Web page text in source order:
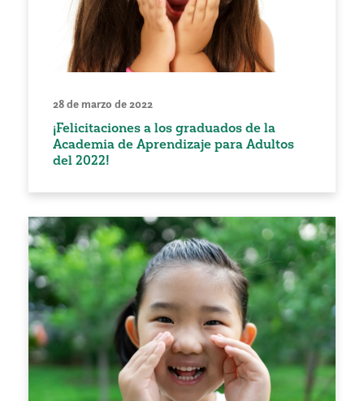
28 de marzo de 2022
¡Felicitaciones a los graduados de la
Academia de Aprendizaje para Adultos
del 2022!